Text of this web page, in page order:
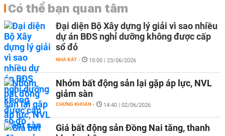
Có thể bạn quan tâm
Đại diện Bộ Xây dựng lý giải vì sao nhiều
dự án BĐS nghỉ dưỡng không được cấp
sổ đỏ
NHÀ ĐẤT - 10:00 | 23/06/2026
Nhóm bất động sản lại gặp áp lực, NVL
giảm sàn
CHỨNG KHOÁN - 14:40 | 02/06/2026
Giá bất động sản Đồng Nai tăng, thanh